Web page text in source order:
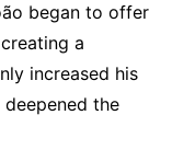
began to offer
a
increased his
the